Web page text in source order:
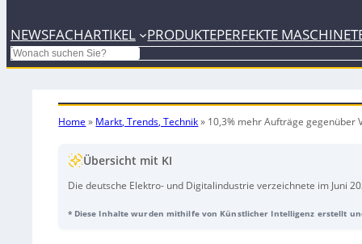
NEWSFACHARTIKEL PRODUKTEPERFEKTE MASCHINE
Search
Home » Markt, Trends, Technik» 10,3% mehr Aufträge gegenüber
Übersicht mit KI
Die deutsche Elektro- und Digitalindustrie verzeichnete im Juni
stiegen die Gesamtaufträge um 5,8 %, begünstigt durch einen
* Diese Inhalte wurden mithilfe von Künstlicher Intelligenz erstellt